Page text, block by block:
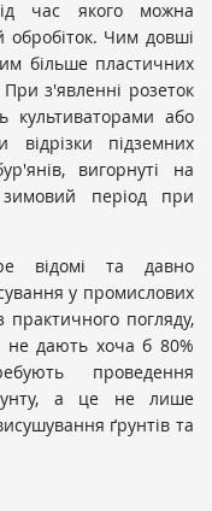
час якого можна
Чим довші
більше пластичних
з'явленні розеток
культиваторами або
відрізки підземних
вигорнуті на
період при
відомі та давно
у промислових
практичного погляду,
не дають хоча б 80%
проведення
ґрунту, а це не лише
ґрунтів та